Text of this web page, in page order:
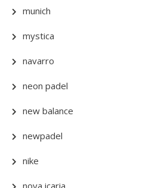
munich
mystica
navarro
neon padel
new balance
newpadel
nike
nova icaria